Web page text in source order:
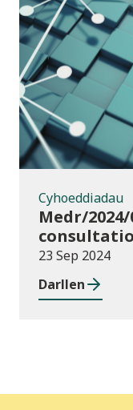
Cyhoeddiadau
Medr/2024/
2024/25
23 Sep 2024
Darllen